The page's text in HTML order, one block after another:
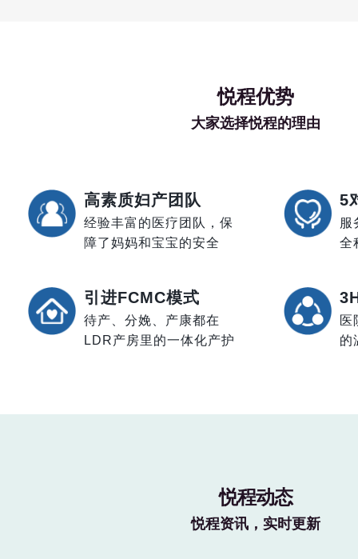
悦程优势
大家选择悦程的理由
高素质妇产团队
经验丰富的医疗团队，保
障了妈妈和宝宝的安全
5
服
全
引进FCMC模式
待产、分娩、产康都在
LDR产房里的一体化产护
医
的
悦程动态
悦程资讯，实时更新